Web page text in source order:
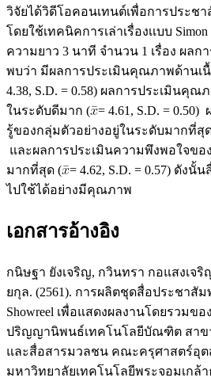
วิจัยได้วิดีโอคอนเทนต์เพื่อการประชา
โดยใช้เทคนิคการเล่าเรื่องเเบบ Simon
ความยาว 3 นาที จำนวน 1 เรื่อง ผลก
พบว่า มีผลการประเมินคุณภาพด้านเ
4.38, S.D. = 0.58) ผลการประเมินคุ
ในระดับดีมาก ( = 4.61, S.D. =
รู้ของกลุ่มตัวอย่างอยู่ในระดับมากที่สุ
และผลการประเมินความพึงพอใจขอ
มากที่สุด ( = 4.62, S.D. = 0.57) ดัง
ไปใช้ได้อย่างมีคุณภาพ
เอกสารอ้างอิง
กนิษฐา ยังเจริญ, กวินทรา กอแสงเจ
ยกุล. (2561). การผลิตชุดสื่อประชาสั
Showreel เพื่อแสดงผลงานโดยรวมขอ
ปริญญานิพนธ์เทคโนโลยีบัณฑิต สาข
และสื่อสารมวลชน คณะครุศาสตร์อุต
มหาวิทยาลัยเทคโนโลยีพระจอมเกล้